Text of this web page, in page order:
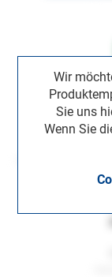
Wir
Sie uns
Wenn Sie